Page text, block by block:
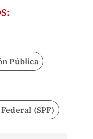
Pública
(SPF)